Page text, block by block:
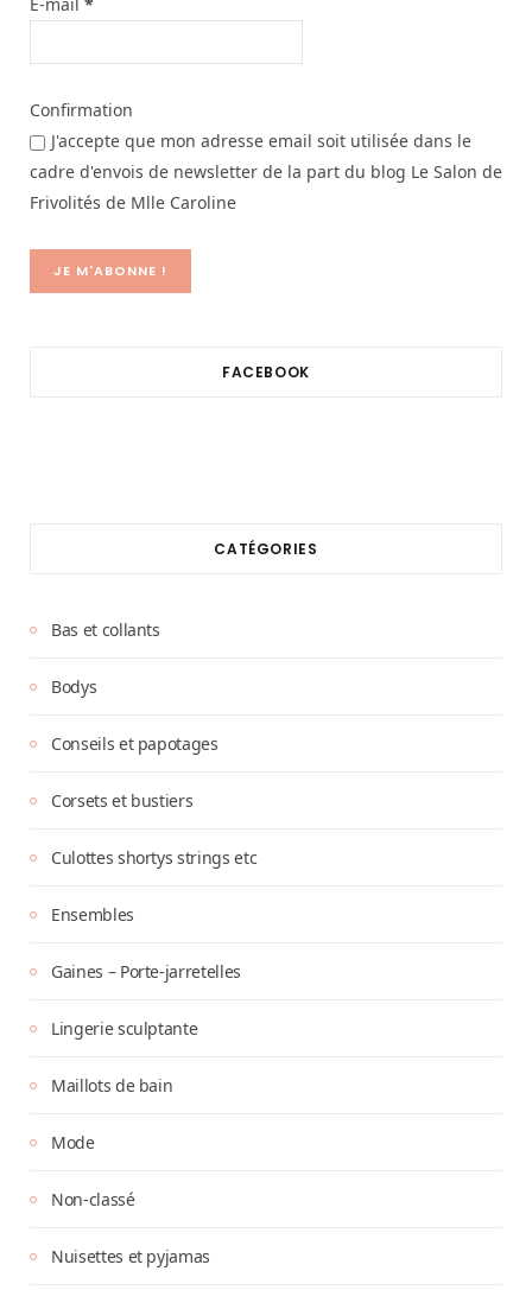
E-mail *
Confirmation
J'accepte que mon adresse email soit utilisée dans le
cadre d'envois de newsletter de la part du blog Le Salon de
Frivolités de Mlle Caroline
FACEBOOK
CATÉGORIES
Bas et collants
Bodys
Conseils et papotages
Corsets et bustiers
Culottes shortys strings etc
Ensembles
Gaines – Porte-jarretelles
Lingerie sculptante
Maillots de bain
Mode
Non-classé
Nuisettes et pyjamas